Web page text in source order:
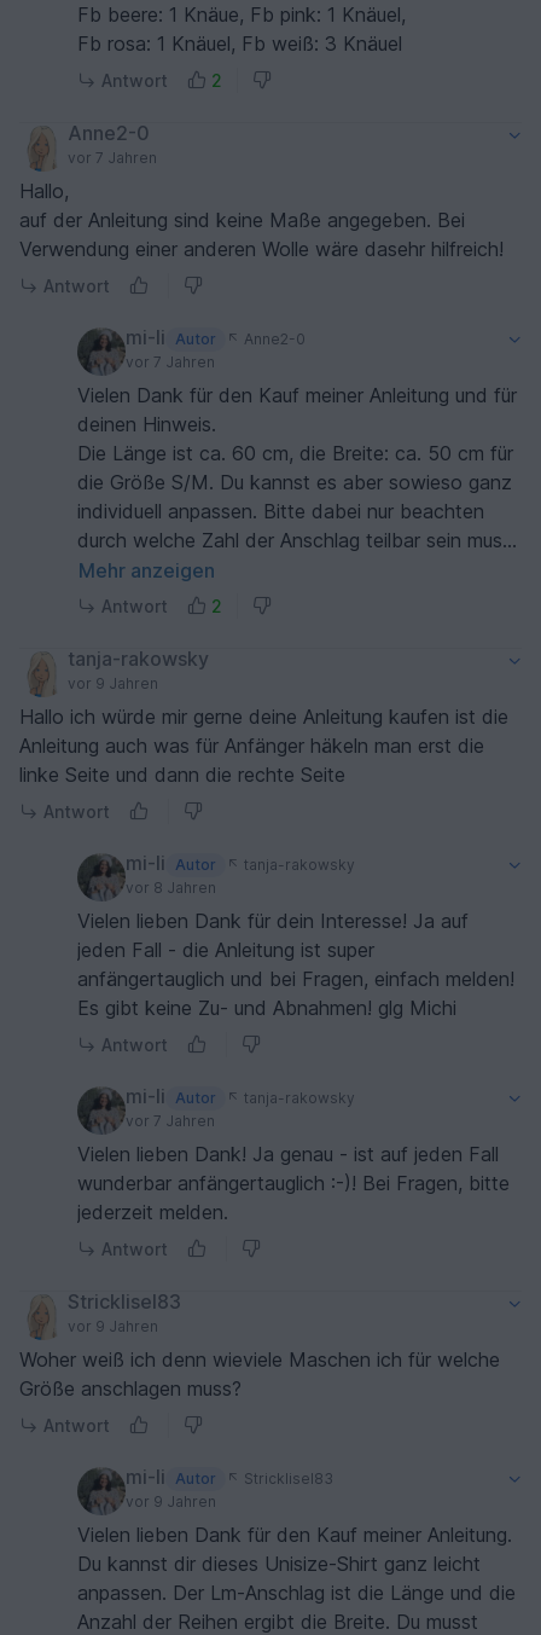
Fb beere: 1 Knäue, Fb pink: 1 Knäuel,
Fb rosa: 1 Knäuel, Fb weiß: 3 Knäuel
Antwort 2
Anne2-0
vor 7 Jahren
Hallo,
auf der Anleitung sind keine Maße angegeben. Bei
Verwendung einer anderen Wolle wäre dasehr hilfreich!
Antwort
mi-li Autor
Anne2-0
vor 7 Jahren
Vielen Dank für den Kauf meiner Anleitung und für
deinen Hinweis.
Die Länge ist ca. 60 cm, die Breite: ca. 50 cm für
die Größe S/M. Du kannst es aber sowieso ganz
individuell anpassen. Bitte dabei nur beachten
durch welche Zahl der Anschlag teilbar sein muss,
damit das Muster aufgeht.
Dies ist eine etwas ältere Anleitung und das muss
sind bei all meinen Anleitungen - Skizzen und
Maße sind grundsätzlich dabei.
Viel Freude beim Häkeln und herzliche Grüße,
Michi
Mehr anzeigen
Antwort 2
tanja-rakowsky
vor 9 Jahren
Hallo ich würde mir gerne deine Anleitung kaufen ist die
Anleitung auch was für Anfänger häkeln man erst die
linke Seite und dann die rechte Seite
Antwort
mi-li Autor
tanja-rakowsky
vor 8 Jahren
Vielen lieben Dank für dein Interesse! Ja auf
jeden Fall - die Anleitung ist super
anfängertauglich und bei Fragen, einfach melden!
Es gibt keine Zu- und Abnahmen! glg Michi
Antwort
mi-li Autor
tanja-rakowsky
vor 7 Jahren
Vielen lieben Dank! Ja genau - ist auf jeden Fall
wunderbar anfängertauglich :-)! Bei Fragen, bitte
jederzeit melden.
Antwort
Stricklisel83
vor 9 Jahren
Woher weiß ich denn wieviele Maschen ich für welche
Größe anschlagen muss?
Antwort
mi-li Autor
Stricklisel83
vor 9 Jahren
Vielen lieben Dank für den Kauf meiner Anleitung.
Du kannst dir dieses Unisize-Shirt ganz leicht
anpassen. Der Lm-Anschlag ist die Länge und die
Anzahl der Reihen ergibt die Breite. Du musst